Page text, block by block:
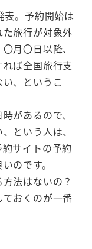
表。予約開始は
旅行が対象外
月〇日以降、
ば全国旅行支
、というこ
があるので、
という人は、
サイトの予約
のです。
法はないの？
おくのが一番